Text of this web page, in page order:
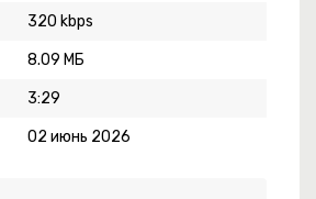
320 kbps
8.09 МБ
3:29
02 июнь 2026